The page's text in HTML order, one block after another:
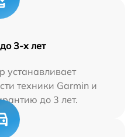
3-х лет
устанавливает
техники Garmin и
до 3 лет.